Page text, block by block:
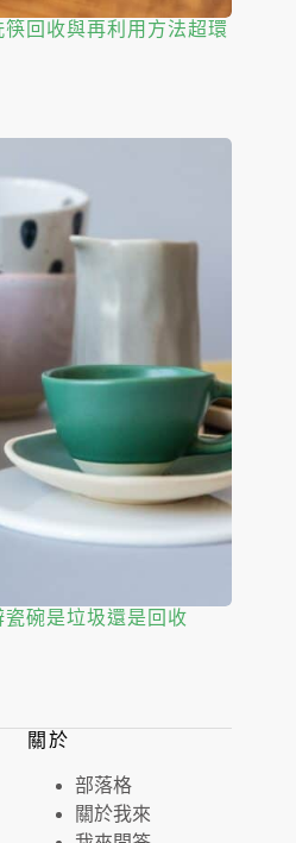
回收與再利用方法超環
碗是垃圾還是回收
關於
部落格
關於我來